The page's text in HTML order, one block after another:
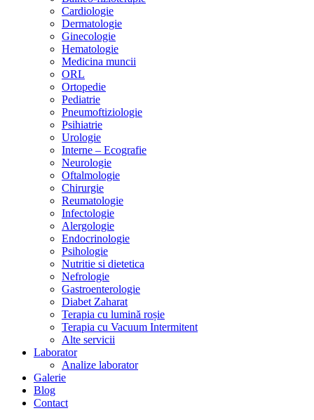
Cardiologie
Dermatologie
Ginecologie
Hematologie
Medicina muncii
ORL
Ortopedie
Pediatrie
Pneumoftiziologie
Psihiatrie
Urologie
Interne – Ecografie
Neurologie
Oftalmologie
Chirurgie
Reumatologie
Infectologie
Alergologie
Endocrinologie
Psihologie
Nutritie si dietetica
Nefrologie
Gastroenterologie
Diabet Zaharat
Terapia cu lumină roșie
Terapia cu Vacuum Intermitent
Alte servicii
Laborator
Analize laborator
Galerie
Blog
Contact